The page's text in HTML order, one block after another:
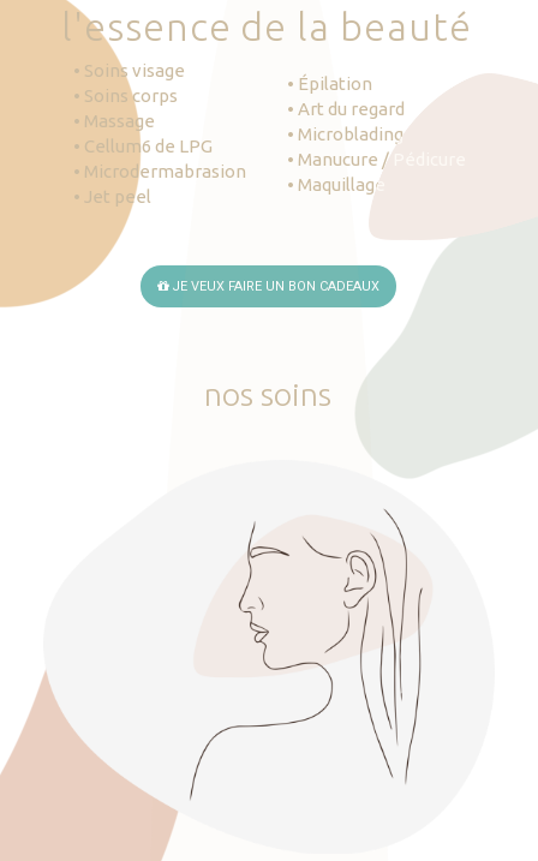
'essence de la beauté
• Soins visage
• Soins corps
• Massage
• Cellum6 de LPG
• Microdermabrasion
• Jet peel
• Épilation
• Art du regard
• Microblading
• Manucure / Pédicure
• Maquillage
JE VEUX FAIRE UN BON CADEAUX
nos soins